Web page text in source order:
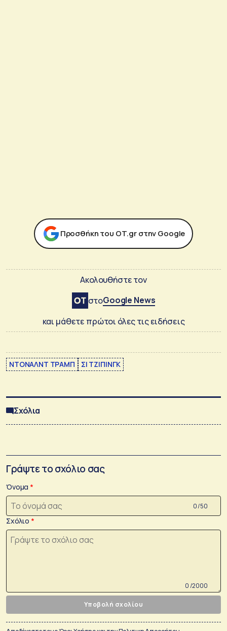
Προσθήκη του ΟΤ.gr στην Google
Ακολουθήστε τον
στοGoogle News
και μάθετε πρώτοι όλες τις ειδήσεις
ΝΤΟΝΑΛΝΤ ΤΡΑΜΠ ΣΙ ΤΖΙΠΙΝΓΚ
Σχόλια
Γράψτε το σχόλιο σας
Όνομα
0 /50
Σχόλιο
0 /2000
Υποβολή σχολίου